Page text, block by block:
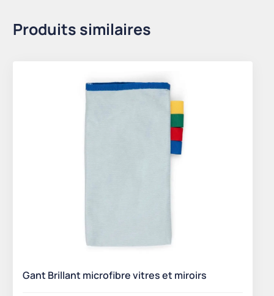
Produits similaires
Gant Brillant microfibre vitres et miroirs